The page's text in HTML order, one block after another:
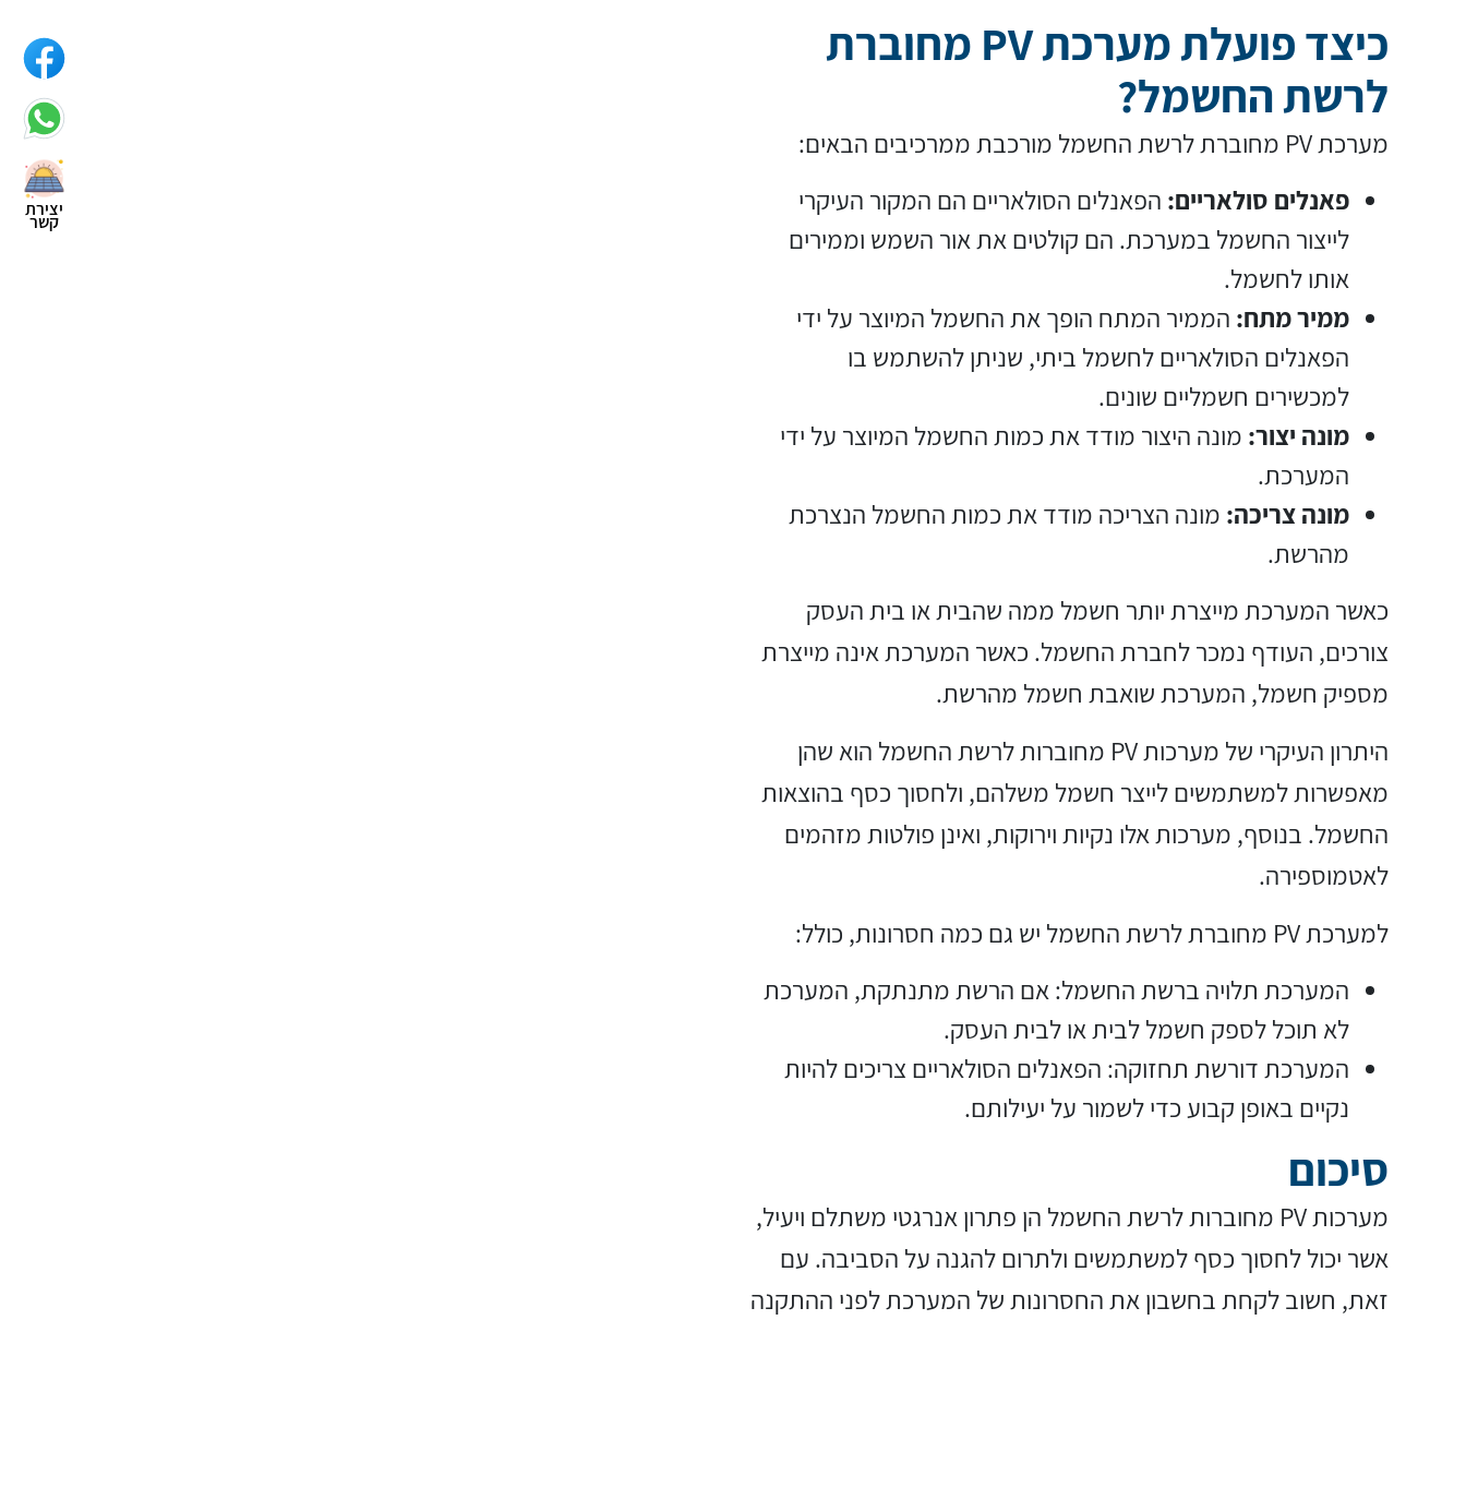
יצירת
קשר
כיצד פועלת מערכת PV מחוברת
לרשת החשמל?
מערכת PV מחוברת לרשת החשמל מורכבת ממרכיבים הבאים:
פאנלים סולאריים: הפאנלים הסולאריים הם המקור העיקרי
לייצור החשמל במערכת. הם קולטים את אור השמש וממירים
אותו לחשמל.
ממיר מתח: הממיר המתח הופך את החשמל המיוצר על ידי
הפאנלים הסולאריים לחשמל ביתי, שניתן להשתמש בו
למכשירים חשמליים שונים.
מונה יצור: מונה היצור מודד את כמות החשמל המיוצר על ידי
המערכת.
מונה צריכה: מונה הצריכה מודד את כמות החשמל הנצרכת
מהרשת.
כאשר המערכת מייצרת יותר חשמל ממה שהבית או בית העסק
צורכים, העודף נמכר לחברת החשמל. כאשר המערכת אינה מייצרת
מספיק חשמל, המערכת שואבת חשמל מהרשת.
היתרון העיקרי של מערכות PV מחוברות לרשת החשמל הוא שהן
מאפשרות למשתמשים לייצר חשמל משלהם, ולחסוך כסף בהוצאות
החשמל. בנוסף, מערכות אלו נקיות וירוקות, ואינן פולטות מזהמים
לאטמוספירה.
למערכת PV מחוברת לרשת החשמל יש גם כמה חסרונות, כולל:
המערכת תלויה ברשת החשמל: אם הרשת מתנתקת, המערכת
לא תוכל לספק חשמל לבית או לבית העסק.
המערכת דורשת תחזוקה: הפאנלים הסולאריים צריכים להיות
נקיים באופן קבוע כדי לשמור על יעילותם.
סיכום
מערכות PV מחוברות לרשת החשמל הן פתרון אנרגטי משתלם ויעיל,
אשר יכול לחסוך כסף למשתמשים ולתרום להגנה על הסביבה. עם
זאת, חשוב לקחת בחשבון את החסרונות של המערכת לפני ההתקנה